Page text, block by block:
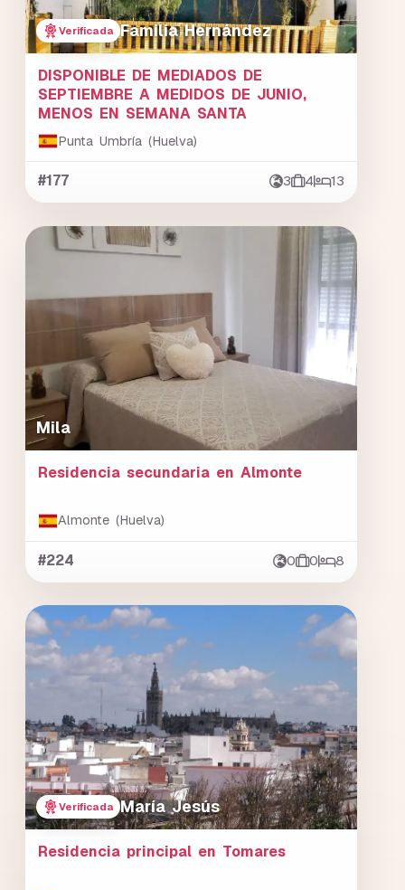
Verificada Familia Hernández
DISPONIBLE DE MEDIADOS DE
SEPTIEMBRE A MEDIDOS DE JUNIO,
MENOS EN SEMANA SANTA
Punta Umbría (Huelva)
#177 3 4 13
Mila
Residencia secundaria en Almonte
Almonte (Huelva)
#224 0 0 8
Verificada María Jesús
Residencia principal en Tomares